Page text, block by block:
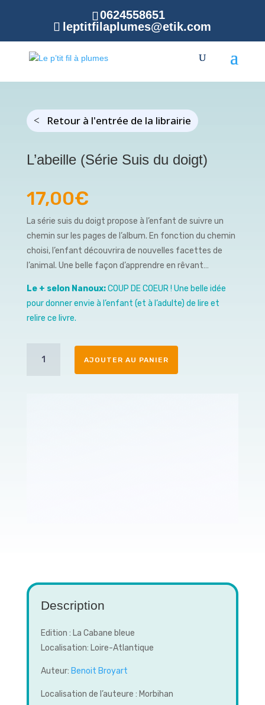
0624558651
leptitfilaplumes@etik.com
Retour à l'entrée de la librairie
L’abeille (Série Suis du doigt)
17,00€
La série suis du doigt propose à l’enfant de suivre un
chemin sur les pages de l’album. En fonction du chemin
choisi, l’enfant découvrira de nouvelles facettes de
l’animal. Une belle façon d’apprendre en rêvant…
Le + selon Nanoux:COUP DE COEUR ! Une belle idée
pour donner envie à l’enfant (et à l’adulte) de lire et
relire ce livre.
AJOUTER AU PANIER
Description
Edition : La Cabane bleue
Localisation: Loire-Atlantique
Auteur: Benoit Broyart
Localisation de l’auteure : Morbihan